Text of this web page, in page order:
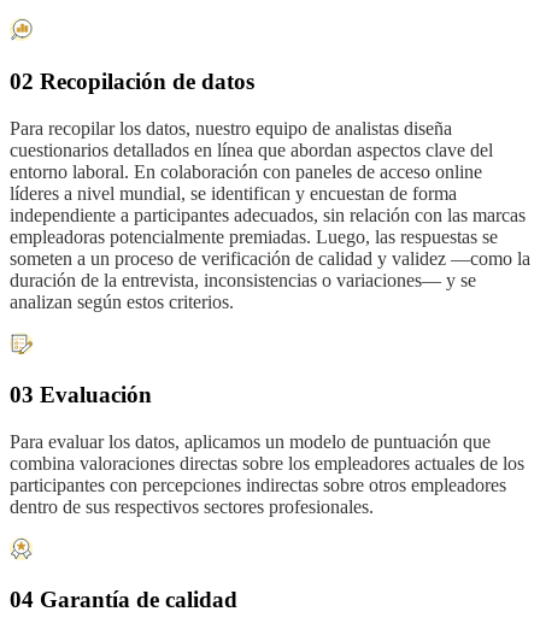
02 Recopilación de datos
Para recopilar los datos, nuestro equipo de analistas diseña
cuestionarios detallados en línea que abordan aspectos clave del
entorno laboral. En colaboración con paneles de acceso online
líderes a nivel mundial, se identifican y encuestan de forma
independiente a participantes adecuados, sin relación con las marcas
empleadoras potencialmente premiadas. Luego, las respuestas se
someten a un proceso de verificación de calidad y validez —como la
duración de la entrevista, inconsistencias o variaciones— y se
analizan según estos criterios.
03 Evaluación
Para evaluar los datos, aplicamos un modelo de puntuación que
combina valoraciones directas sobre los empleadores actuales de los
participantes con percepciones indirectas sobre otros empleadores
dentro de sus respectivos sectores profesionales.
04 Garantía de calidad